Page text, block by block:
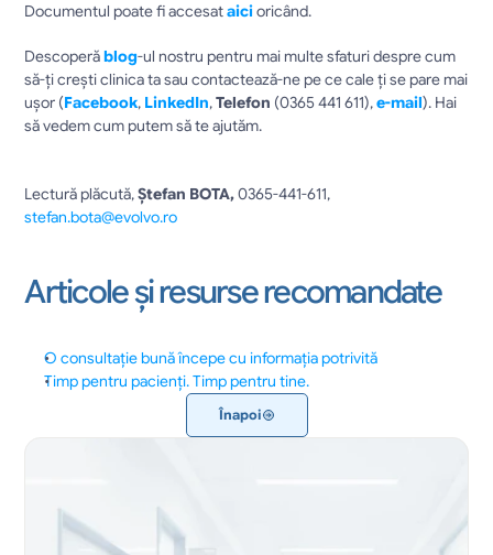
Documentul poate fi accesat aici oricând.
Descoperă blog-ul nostru pentru mai multe sfaturi despre cum
să-ți crești clinica ta sau contactează-ne pe ce cale ți se pare mai
ușor (Facebook, LinkedIn, Telefon (0365 441 611), e-mail). Hai
să vedem cum putem să te ajutăm.
Lectură plăcută, Ștefan BOTA,
stefan.bota@evolvo.ro
Articole și resurse recomandate
O consultație bună începe cu informația potrivită
Timp pentru pacienți. Timp pentru tine.
Înapoi